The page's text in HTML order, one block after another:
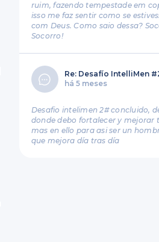
ruim, fazendo tempestade em
isso me faz sentir como se
com Deus. Como saio dessa?
Socorro!
Re: Desafío IntelliMen
há 5 meses
Desafio intelimen 2# concluido,
donde debo fortalecer y mejorar
mas en ello para asi ser un
que mejora día tras día